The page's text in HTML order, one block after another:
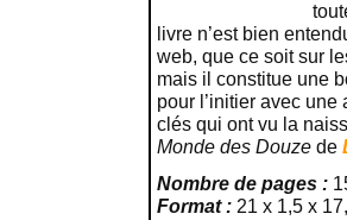
livre n’est bien
web, que ce soit sur
mais il constitue une
pour l’initier avec
clés qui ont vu la
Monde des Douze de
Nombre de pages :
Format : 21 x 1,5 x